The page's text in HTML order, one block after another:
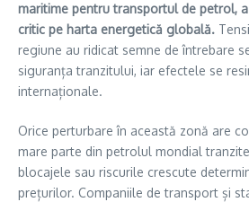
maritime pentru transportul de petrol,
critic pe harta energetică globală.
regiune au ridicat semne de întrebare
siguranța tranzitului, iar efectele se
internaționale.
Orice perturbare în această zonă are
mare parte din petrolul mondial
blocajele sau riscurile crescute
prețurilor. Companiile de transport și